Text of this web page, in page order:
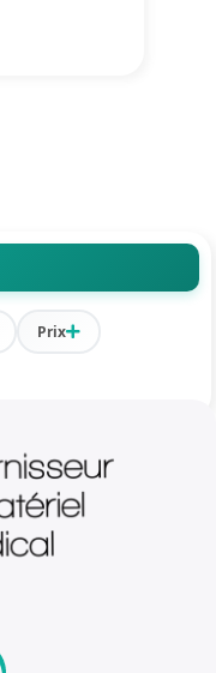
Prix